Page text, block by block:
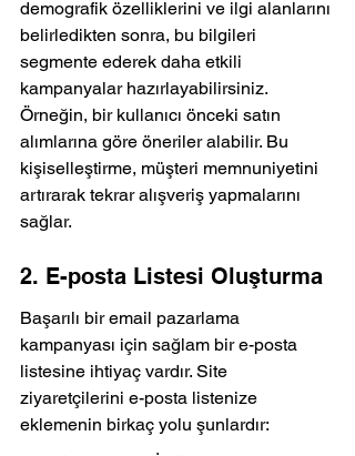
demografik özelliklerini ve ilgi alanlarını
belirledikten sonra, bu bilgileri
segmente ederek daha etkili
kampanyalar hazırlayabilirsiniz.
Örneğin, bir kullanıcı önceki satın
alımlarına göre öneriler alabilir. Bu
kişiselleştirme, müşteri memnuniyetini
artırarak tekrar alışveriş yapmalarını
sağlar.
2. E-posta Listesi Oluşturma
Başarılı bir email pazarlama
kampanyası için sağlam bir e-posta
listesine ihtiyaç vardır. Site
ziyaretçilerini e-posta listenize
eklemenin birkaç yolu şunlardır: